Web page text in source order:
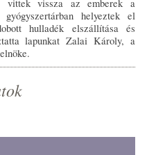
vittek vissza az emberek a
helyeztek el
hulladék elszállítása és
lapunkat Zalai Károly, a